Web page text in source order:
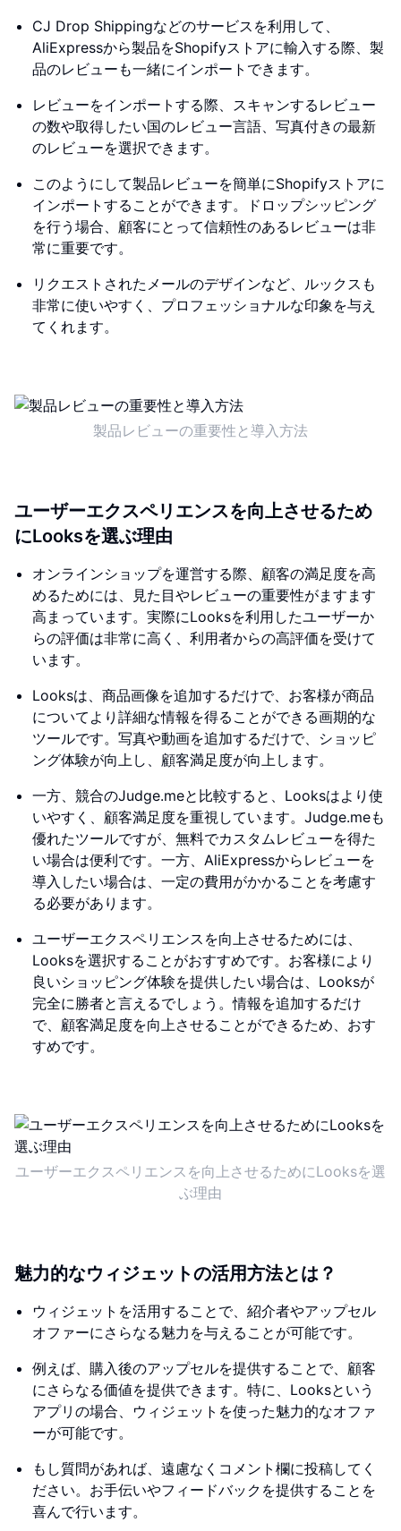
CJ Drop Shippingなどのサービスを利用して、
AliExpressから製品をShopifyストアに輸入する際、製
品のレビューも一緒にインポートできます。
レビューをインポートする際、スキャンするレビュー
の数や取得したい国のレビュー言語、写真付きの最新
のレビューを選択できます。
このようにして製品レビューを簡単にShopifyストアに
インポートすることができます。ドロップシッピング
を行う場合、顧客にとって信頼性のあるレビューは非
常に重要です。
リクエストされたメールのデザインなど、ルックスも
非常に使いやすく、プロフェッショナルな印象を与え
てくれます。
製品レビューの重要性と導入方法
ユーザーエクスペリエンスを向上させるため
にLooksを選ぶ理由
オンラインショップを運営する際、顧客の満足度を高
めるためには、見た目やレビューの重要性がますます
高まっています。実際にLooksを利用したユーザーか
らの評価は非常に高く、利用者からの高評価を受けて
います。
Looksは、商品画像を追加するだけで、お客様が商品
についてより詳細な情報を得ることができる画期的な
ツールです。写真や動画を追加するだけで、ショッピ
ング体験が向上し、顧客満足度が向上します。
一方、競合のJudge.meと比較すると、Looksはより使
いやすく、顧客満足度を重視しています。Judge.meも
優れたツールですが、無料でカスタムレビューを得た
い場合は便利です。一方、AliExpressからレビューを
導入したい場合は、一定の費用がかかることを考慮す
る必要があります。
ユーザーエクスペリエンスを向上させるためには、
Looksを選択することがおすすめです。お客様により
良いショッピング体験を提供したい場合は、Looksが
完全に勝者と言えるでしょう。情報を追加するだけ
で、顧客満足度を向上させることができるため、おす
すめです。
ユーザーエクスペリエンスを向上させるためにLooksを選
ぶ理由
魅力的なウィジェットの活用方法とは？
ウィジェットを活用することで、紹介者やアップセル
オファーにさらなる魅力を与えることが可能です。
例えば、購入後のアップセルを提供することで、顧客
にさらなる価値を提供できます。特に、Looksという
アプリの場合、ウィジェットを使った魅力的なオファ
ーが可能です。
もし質問があれば、遠慮なくコメント欄に投稿してく
ださい。お手伝いやフィードバックを提供することを
喜んで行います。